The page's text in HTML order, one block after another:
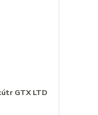
GTX LTD